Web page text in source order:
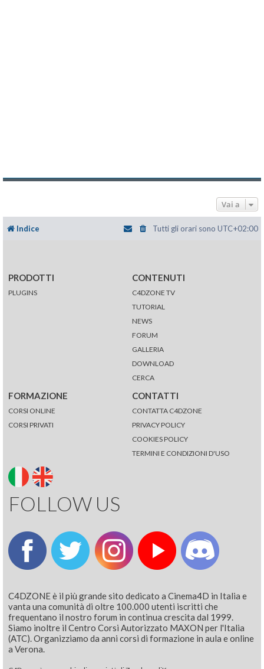
Vai a
Indice Tutti gli orari sono UTC+02:00
PRODOTTI
PLUGINS
CONTENUTI
C4DZONE TV
TUTORIAL
NEWS
FORUM
GALLERIA
DOWNLOAD
CERCA
FORMAZIONE
CORSI ONLINE
CORSI PRIVATI
CONTATTI
CONTATTA C4DZONE
PRIVACY POLICY
COOKIES POLICY
TERMINI E CONDIZIONI D'USO
FOLLOW US
C4DZONE è il più grande sito dedicato a Cinema4D in Italia e
vanta una comunità di oltre 100.000 utenti iscritti che
frequentano il nostro forum in continua crescita dal 1999.
Siamo inoltre il Centro Corsi Autorizzato MAXON per l'Italia
(ATC). Organizziamo da anni corsi di formazione in aula e online
a Verona.